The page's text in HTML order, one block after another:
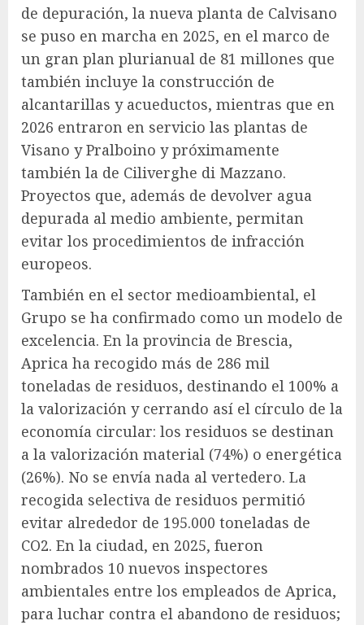
de depuración, la nueva planta de Calvisano
se puso en marcha en 2025, en el marco de
un gran plan plurianual de 81 millones que
también incluye la construcción de
alcantarillas y acueductos, mientras que en
2026 entraron en servicio las plantas de
Visano y Pralboino y próximamente
también la de Ciliverghe di Mazzano.
Proyectos que, además de devolver agua
depurada al medio ambiente, permitan
evitar los procedimientos de infracción
europeos.
También en el sector medioambiental, el
Grupo se ha confirmado como un modelo de
excelencia. En la provincia de Brescia,
Aprica ha recogido más de 286 mil
toneladas de residuos, destinando el 100% a
la valorización y cerrando así el círculo de la
economía circular: los residuos se destinan
a la valorización material (74%) o energética
(26%). No se envía nada al vertedero. La
recogida selectiva de residuos permitió
evitar alrededor de 195.000 toneladas de
CO2. En la ciudad, en 2025, fueron
nombrados 10 nuevos inspectores
ambientales entre los empleados de Aprica,
para luchar contra el abandono de residuos;